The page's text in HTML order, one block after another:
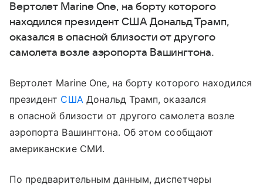
Вертолет Marine One, на борту которого
находился президент США Дональд Трамп,
оказался в опасной близости от другого
самолета возле аэропорта Вашингтона.
Вертолет Marine One, на борту которого находился
президент США Дональд Трамп, оказался
в опасной близости от другого самолета возле
аэропорта Вашингтона. Об этом сообщают
американские СМИ.
По предварительным данным, диспетчеры